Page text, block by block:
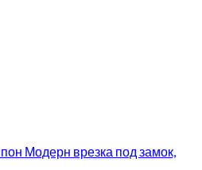
Модерн врезка под замок,